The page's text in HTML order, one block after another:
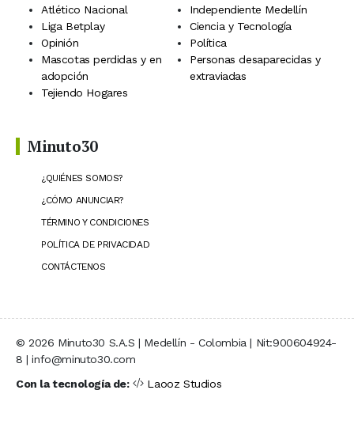
Atlético Nacional
Independiente Medellín
Liga Betplay
Ciencia y Tecnología
Opinión
Política
Mascotas perdidas y en
adopción
Personas desaparecidas y
extraviadas
Tejiendo Hogares
Minuto30
¿QUIÉNES SOMOS?
¿CÓMO ANUNCIAR?
TÉRMINO Y CONDICIONES
POLÍTICA DE PRIVACIDAD
CONTÁCTENOS
© 2026 Minuto30 S.A.S | Medellín - Colombia | Nit:900604924-
8 | info@minuto30.com
Con la tecnología de:
Laooz Studios